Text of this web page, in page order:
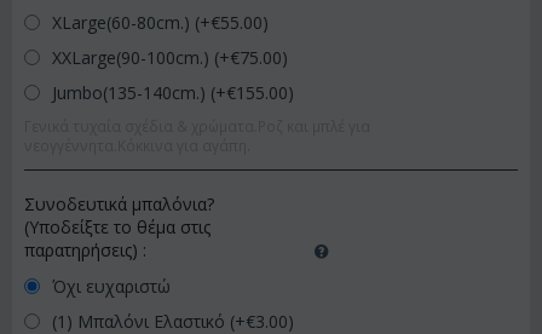
XLarge(60-80cm.) (+€55.00)
XXLarge(90-100cm.) (+€75.00)
Jumbo(135-140cm.) (+€155.00)
Συνοδευτικά μπαλόνια?
(Υποδείξτε το θέμα στις
παρατηρήσεις) :
Όχι ευχαριστώ
(1) Μπαλόνι Ελαστικό (+€3.00)